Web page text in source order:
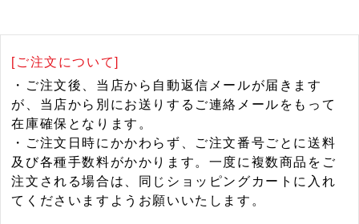
[ご注文について]
・ご注文後、当店から自動返信メールが届きます
が、当店から別にお送りするご連絡メールをもって
在庫確保となります。
・ご注文日時にかかわらず、ご注文番号ごとに送料
及び各種手数料がかかります。一度に複数商品をご
注文される場合は、同じショッピングカートに入れ
てくださいますようお願いいたします。